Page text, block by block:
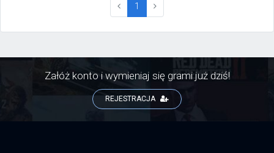
1 (current)
Załóż konto i wymieniaj się grami już dziś!
REJESTRACJA